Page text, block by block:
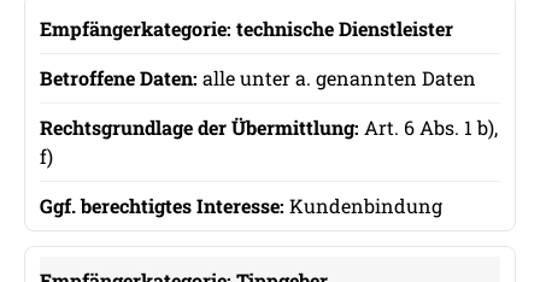
technische Dienstleister
alle unter a. genannten Daten
Art. 6 Abs. 1 b),
f)
Kundenbindung